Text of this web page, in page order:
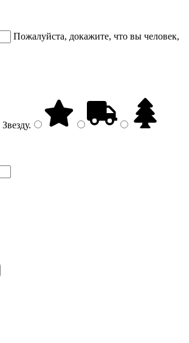
Пожалуйста, докажите, что вы человек,
Звезду.